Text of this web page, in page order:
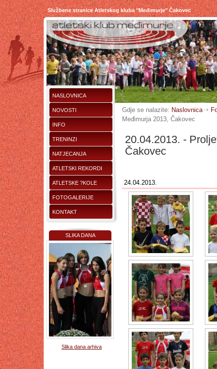
Službene stranice Atletskog kluba "Međimurje" Čakovec
NASLOVNICA
NOVOSTI
INFO
TRENINZI
NATJECANJA
ATLETSKI REKORDI
ATLETSKE ?KOLE
FOTOGALERIJE
KONTAKT
SLIKA DANA
Slika dana arhiva
Gdje se nalazite: Naslovnica
Međimurja 2013, Čakovec
20.04.2013. -
Čakovec
24.04.2013.